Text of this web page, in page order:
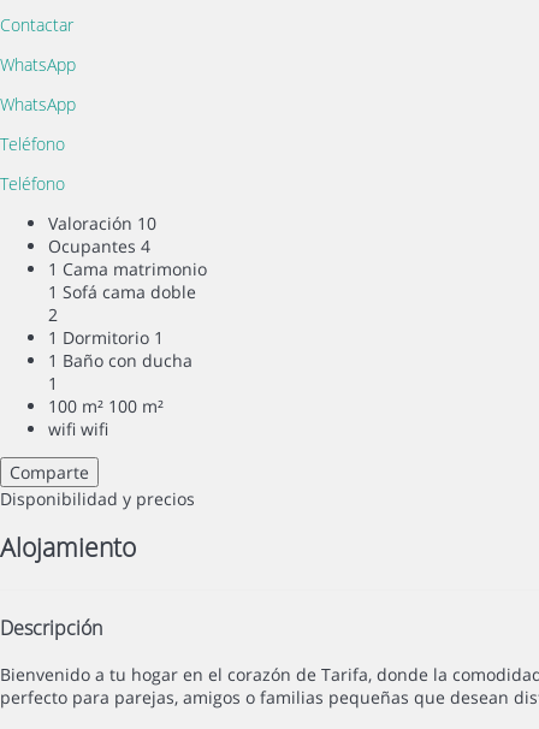
Contactar
WhatsApp
WhatsApp
Teléfono
Teléfono
Valoración 10
Ocupantes 4
1 Cama matrimonio
1 Sofá cama doble
2
1 Dormitorio 1
1 Baño con ducha
1
100 m² 100 m²
wifi wifi
Comparte
Disponibilidad y precios
Alojamiento
Descripción
Bienvenido a tu hogar en el corazón de Tarifa, donde la
perfecto para parejas, amigos o familias pequeñas que desean